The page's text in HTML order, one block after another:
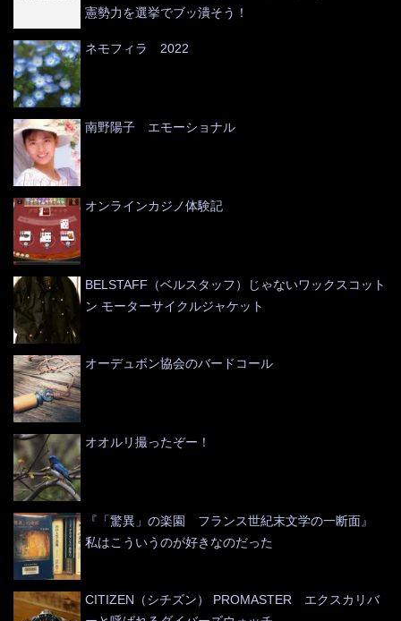
憲勢力を選挙でブッ潰そう！
ネモフィラ 2022
南野陽子 エモーショナル
オンラインカジノ体験記
BELSTAFF（ベルスタッフ）じゃないワックスコット
ン モーターサイクルジャケット
オーデュボン協会のバードコール
オオルリ撮ったぞー！
『「驚異」の楽園 フランス世紀末文学の一断面』
私はこういうのが好きなのだった
CITIZEN（シチズン） PROMASTER エクスカリバ